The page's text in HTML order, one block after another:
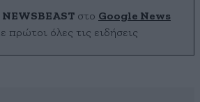
NEWSBEAST στο Google News
πρώτοι όλες τις ειδήσεις